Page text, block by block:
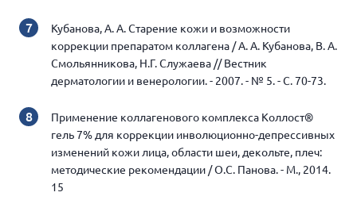
Кубанова, А. А. Старение кожи и возможности
коррекции препаратом коллагена / А. А. Кубанова, В. А.
Смольянникова, Н.Г. Служаева // Вестник
дерматологии и венерологии. - 2007. - № 5. - С. 70-73.
Применение коллагенового комплекса Коллост®
гель 7% для коррекции инволюционно-депрессивных
изменений кожи лица, области шеи, декольте, плеч:
методические рекомендации / О.С. Панова. - М., 2014.
15